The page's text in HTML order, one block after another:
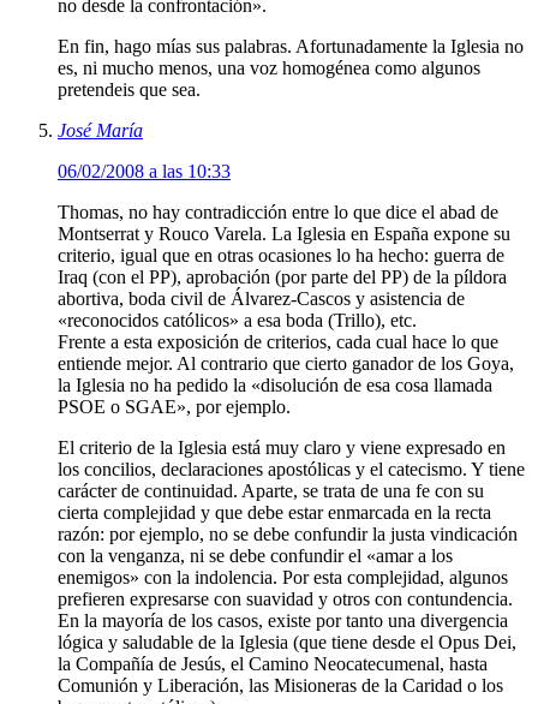
no desde la confrontación».
En fin, hago mías sus palabras. Afortunadamente la Iglesia no
es, ni mucho menos, una voz homogénea como algunos
pretendeis que sea.
José María
06/02/2008 a las 10:33
Thomas, no hay contradicción entre lo que dice el abad de
Montserrat y Rouco Varela. La Iglesia en España expone su
criterio, igual que en otras ocasiones lo ha hecho: guerra de
Iraq (con el PP), aprobación (por parte del PP) de la píldora
abortiva, boda civil de Álvarez-Cascos y asistencia de
«reconocidos católicos» a esa boda (Trillo), etc.
Frente a esta exposición de criterios, cada cual hace lo que
entiende mejor. Al contrario que cierto ganador de los Goya,
la Iglesia no ha pedido la «disolución de esa cosa llamada
PSOE o SGAE», por ejemplo.
El criterio de la Iglesia está muy claro y viene expresado en
los concilios, declaraciones apostólicas y el catecismo. Y tiene
carácter de continuidad. Aparte, se trata de una fe con su
cierta complejidad y que debe estar enmarcada en la recta
razón: por ejemplo, no se debe confundir la justa vindicación
con la venganza, ni se debe confundir el «amar a los
enemigos» con la indolencia. Por esta complejidad, algunos
prefieren expresarse con suavidad y otros con contundencia.
En la mayoría de los casos, existe por tanto una divergencia
lógica y saludable de la Iglesia (que tiene desde el Opus Dei,
la Compañía de Jesús, el Camino Neocatecumenal, hasta
Comunión y Liberación, las Misioneras de la Caridad o los